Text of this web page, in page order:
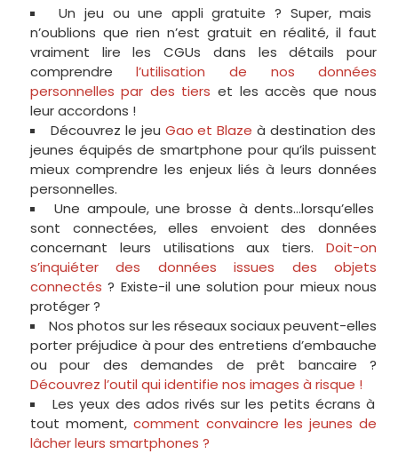
Un jeu ou une appli gratuite ? Super, mais
n’oublions que rien n’est gratuit en réalité, il faut
vraiment lire les CGUs dans les détails pour
comprendrel’utilisation de nos données
personnelles par des tiers et les accès que nous
leur accordons !
Découvrez le jeu Gao et Blaze à destination des
jeunes équipés de smartphone pour qu’ils puissent
mieux comprendre les enjeux liés à leurs données
personnelles.
Une ampoule, une brosse à dents…lorsqu’elles
sont connectées, elles envoient des données
concernant leurs utilisations aux tiers.Doit-on
s’inquiéter des données issues des objets
connectés ? Existe-il une solution pour mieux nous
protéger ?
Nos photos sur les réseaux sociaux peuvent-elles
porter préjudice à pour des entretiens d’embauche
ou pour des demandes de prêt bancaire ?
Découvrez l’outil qui identifie nos images à risque !
Les yeux des ados rivés sur les petits écrans à
tout moment, comment convaincre les jeunes de
lâcher leurs smartphones ?